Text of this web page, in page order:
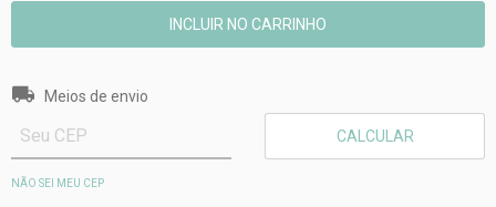
Entregas para o CEP:
Meios de envio
CALCULAR
NÃO SEI MEU CEP